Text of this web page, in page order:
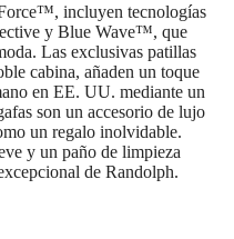
incluyen tecnologías
y Blue Wave™, que
Las exclusivas patillas
cabina, añaden un toque
en EE. UU. mediante un
son un accesorio de lujo
un regalo inolvidable.
y un paño de limpieza
de Randolph.